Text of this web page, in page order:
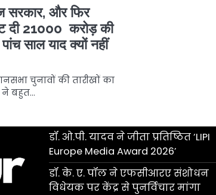
सरकार, और फिर
दी 21000 करोड़ की
साल याद क्यों नहीं
चुनावों की तारीखों का
बहुत…
डॉ. ओ.पी. यादव ने जीता प्रतिष्ठित ‘LIPI
Europe Media Award 2026’
डॉ. के. ए. पॉल ने एफसीआरए संशोधन
विधेयक पर केंद्र से पुनर्विचार मांगा